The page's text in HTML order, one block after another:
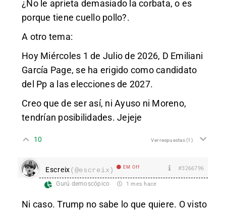
¿No le aprieta demasiado la corbata, o es
porque tiene cuello pollo?.
A otro tema:
Hoy Miércoles 1 de Julio de 2026, D Emiliani
García Page, se ha erigido como candidato
del Pp a las elecciones de 2027.
Creo que de ser así, ni Ayuso ni Moreno,
tendrían posibilidades. Jejeje
10 Ver respuestas(1)
Escreix(@escreix) EM Off #3266796
Gurú demoscópico 1 mes hace
Ni caso. Trump no sabe lo que quiere. O visto